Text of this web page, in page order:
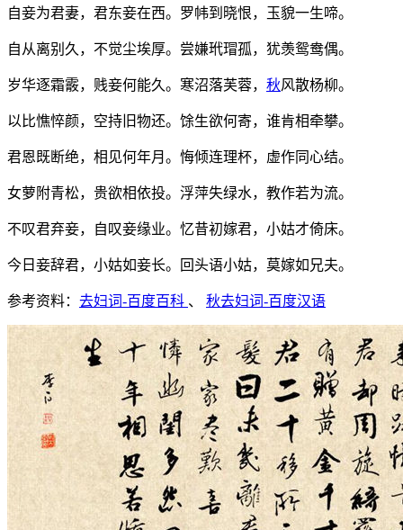
自妾为君妻，君东妾在西。罗帏到晓恨，玉貌一生啼。
自从离别久，不觉尘埃厚。尝嫌玳瑁孤，犹羡鸳鸯偶。
岁华逐霜霰，贱妾何能久。寒沼落芙蓉， 秋风散杨柳。
以比憔悴颜，空持旧物还。馀生欲何寄，谁肯相牵攀。
君恩既断绝，相见何年月。悔倾连理杯，虚作同心结。
女萝附青松，贵欲相依投。浮萍失绿水，教作若为流。
不叹君弃妾，自叹妾缘业。忆昔初嫁君，小姑才倚床。
今日妾辞君，小姑如妾长。回头语小姑，莫嫁如兄夫。
参考资料： 去妇词-百度百科 、 秋去妇词-百度汉语